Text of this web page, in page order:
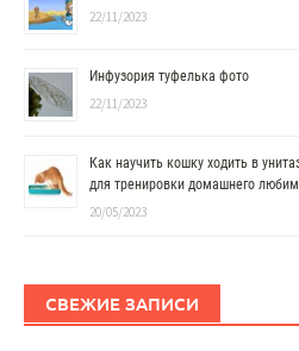
22/11/2023
Инфузория туфелька фото
22/11/2023
Как научить кошку ходить в
для тренировки домашнего
20/05/2023
СВЕЖИЕ ЗАПИСИ